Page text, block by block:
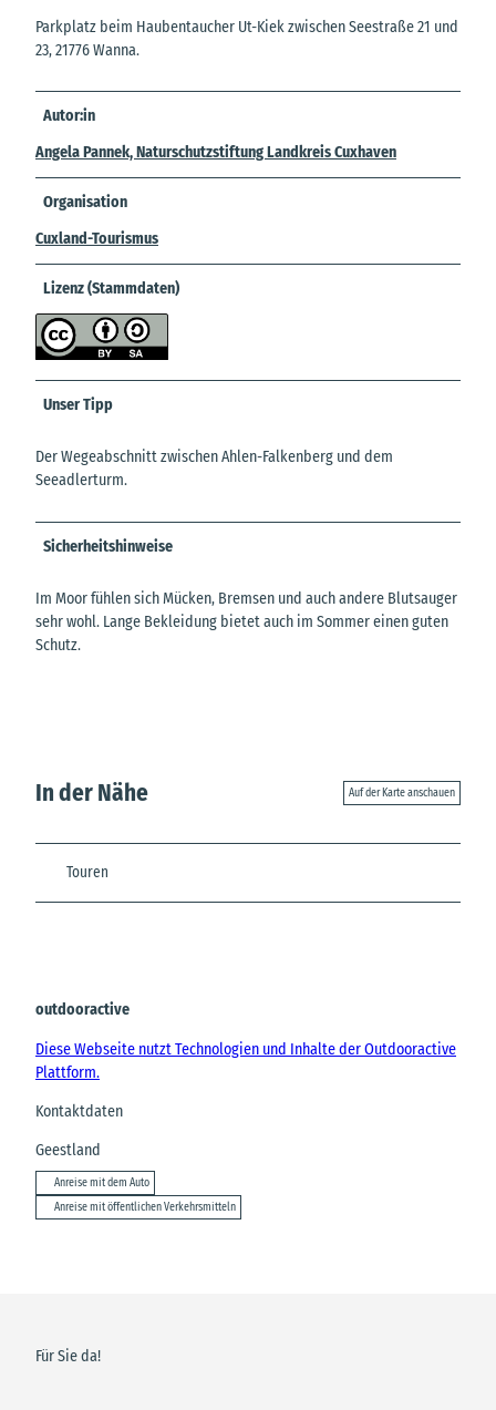
Parkplatz beim Haubentaucher Ut-Kiek zwischen Seestraße 21 und
23, 21776 Wanna.
Autor:in
Angela Pannek, Naturschutzstiftung Landkreis Cuxhaven
Organisation
Cuxland-Tourismus
Lizenz (Stammdaten)
Unser Tipp
Der Wegeabschnitt zwischen Ahlen-Falkenberg und dem
Seeadlerturm.
Sicherheitshinweise
Im Moor fühlen sich Mücken, Bremsen und auch andere Blutsauger
sehr wohl. Lange Bekleidung bietet auch im Sommer einen guten
Schutz.
In der Nähe Auf der Karte anschauen
Touren
outdooractive
Diese Webseite nutzt Technologien und Inhalte der Outdooractive
Plattform.
Kontaktdaten
Geestland
Anreise mit dem Auto
Anreise mit öffentlichen Verkehrsmitteln
Für Sie da!